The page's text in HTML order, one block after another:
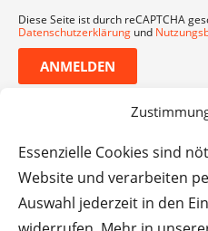
Essenzielle Cookies sind
Website und verarbeiten
Auswahl jederzeit in den
Diese Seite ist durch reCAPTCHA
Datenschutzerklärung und
ANMELDEN